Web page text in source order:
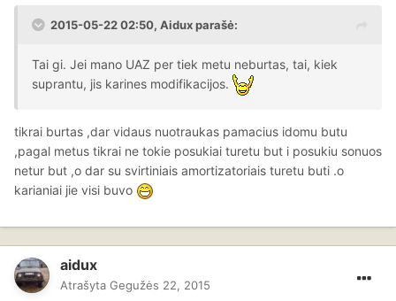
2015-05-22 02:50, Aidux parašė:
Tai gi. Jei mano UAZ per tiek metu neburtas, tai, kiek
suprantu, jis karines modifikacijos.
tikrai burtas ,dar vidaus nuotraukas pamacius idomu butu
,pagal metus tikrai ne tokie posukiai turetu but i posukiu sonuos
netur but ,o dar su svirtiniais amortizatoriais turetu buti .o
karianiai jie visi buvo
aidux
Atrašyta Gegužės 22, 2015